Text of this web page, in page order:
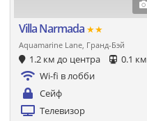
Villa Narmada ★★
Aquamarine Lane, Гранд-Бэй
1.2 км до центра 0.1 км
Wi-fi в лобби
Сейф
Телевизор